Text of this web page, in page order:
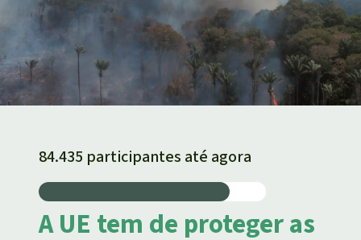
84.435 participantes até agora
A UE tem de proteger as